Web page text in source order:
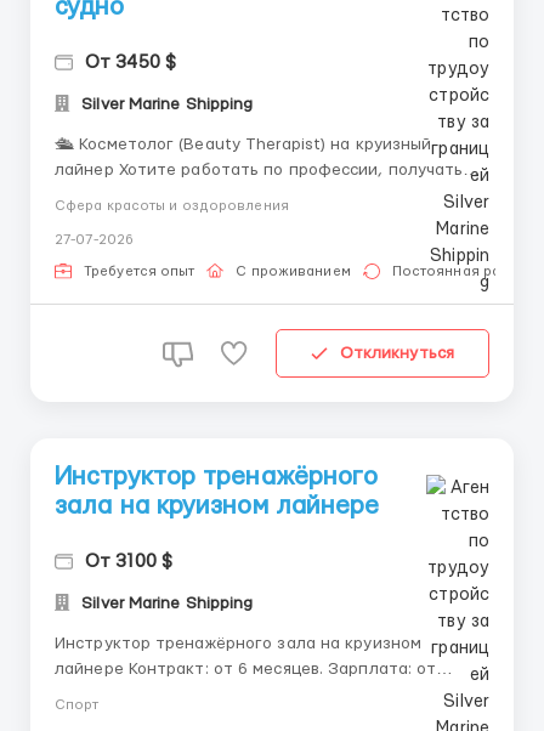
судно
От 3450 $
Silver Marine Shipping
🛳️ Косметолог (Beauty Therapist) на круизный
лайнер Хотите работать по профессии, получать
открываем набор косметологов для работы на
борту современных круизных лайнеров ведущих
международных судоходных компаний. 💼 Условия
Сфера красоты и оздоровления
27-07-2026
Требуется опыт С проживанием Постоянная работа
Откликнуться
Инструктор тренажёрного
зала на круизном лайнере
От 3100 $
Silver Marine Shipping
Инструктор тренажёрного зала на круизном
лайнере Контракт: от 6 месяцев. Зарплата: от
3100$, плюс бонусы за персональные тренировки.
График: 8-часовой рабочий день, разделённый на
Спорт